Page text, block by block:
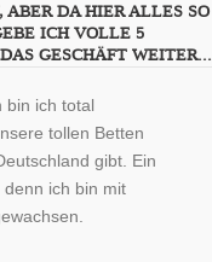
DA HIER ALLES SO
ICH VOLLE 5
GESCHÄFT WEITER...
bin ich total
tollen Betten
gibt. Ein
denn ich bin mit